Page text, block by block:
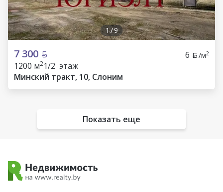
1/9
7 300 6 /м2
1200 м21/2 этаж
Минский тракт, 10, Слоним
Показать еще